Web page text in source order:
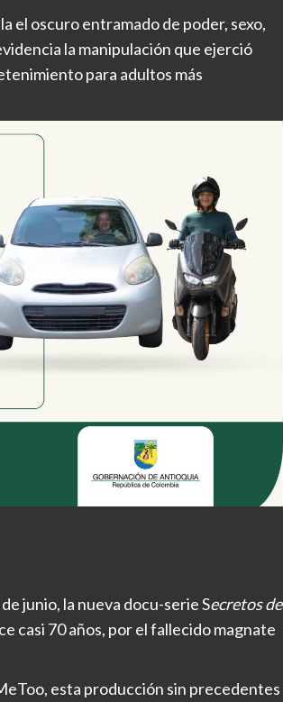
el oscuro entramado de poder, sexo,
la manipulación que ejerció
para adultos más
junio, la nueva docu-serie Secretos de
casi 70 años, por el fallecido magnate
esta producción sin precedentes